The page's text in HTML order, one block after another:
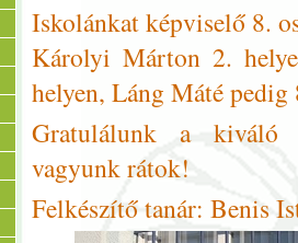
Iskolánkat képviselő 8.
Károlyi Márton 2.
helyen, Láng Máté pedig
Gratulálunk a kiváló
vagyunk rátok!
Felkészítő tanár: Benis